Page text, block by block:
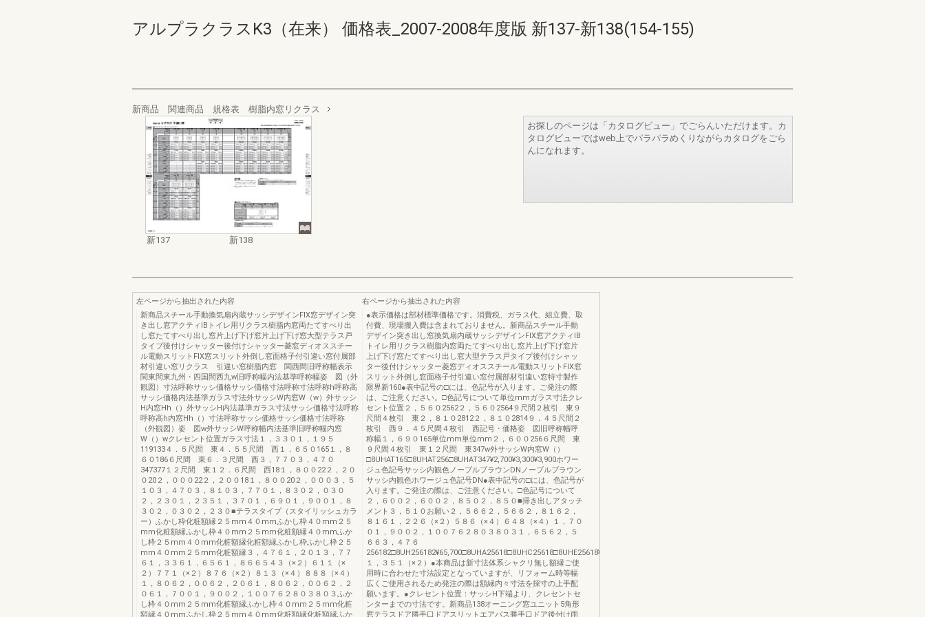
アルプラクラスK3（在来） 価格表_2007-2008年度版 新137-新138(154-155)
新商品 関連商品 規格表 樹脂内窓リクラス
新137 新138
お探しのページは「カタログビュー」でごらんいただけます。カ
タログビューではweb上でパラパラめくりながらカタログをごら
んになれます。
左ページから抽出された内容
新商品スチール手動換気扇内蔵サッシデザインFIX窓デザイン突
き出し窓アクティIBトイレ用リクラス樹脂内窓両たてすべり出
し窓たてすべり出し窓片上げ下げ窓片上げ下げ窓大型テラス戸
タイプ後付けシャッター後付けシャッター菱窓ディオススチー
ル電動スリットFIX窓スリット外倒し窓面格子付引違い窓付属部
材引違い窓リクラス 引違い窓樹脂内窓 関西間旧呼称幅表示
関東間東九州・四国間西九w旧呼称幅内法基準呼称幅姿 図（外
観図）寸法呼称サッシ価格サッシ価格寸法呼称寸法呼称h呼称高
サッシ価格内法基準ガラス寸法外サッシW内窓W（w）外サッシ
H内窓Hh（）外サッシH内法基準ガラス寸法サッシ価格寸法呼称
呼称高h内窓Hh（）寸法呼称サッシ価格サッシ価格寸法呼称
（外観図）姿 図w外サッシW呼称幅内法基準旧呼称幅内窓
W（）wクレセント位置ガラス寸法１，３３０１，１９５
119133４．５尺間 東４．５５尺間 西１，６５０165１，８
６０186６尺間 東６．３尺間 西３，７７０３，４７０
347377１２尺間 東１２．６尺間 西18１，８００22２，２０
０20２，０００22２，２００18１，８００20２，０００３，５
１０３，４７０３，８１０３，７７０１，８３０２，０３０
２，２３０１，２３５１，３７０１，６９０１，９００１，８
３０２，０３０２，２３０■テラスタイプ（スタイリッシュカラ
ー）ふかし枠化粧額縁２５mm４０mmふかし枠４０mm２５
mm化粧額縁ふかし枠４０mm２５mm化粧額縁４０mmふか
し枠２５mm４０mm化粧額縁化粧額縁ふかし枠ふかし枠２５
mm４０mm２５mm化粧額縁３，４７６１，２０１３，７７
６１，３３６１，６５６１，８６６５４３（×２）６１１（×
２）７７１（×２）８７６（×２）８１３（×４）８８８（×４）
１，８０６２，００６２，２０６１，８０６２，００６２，２
０６１，７００１，９００２，１００７６２８０３８０３ふか
し枠４０mm２５mm化粧額縁ふかし枠４０mm２５mm化粧
額縁４０mmふかし枠２５mm４０mm化粧額縁化粧額縁ふか
右ページから抽出された内容
●表示価格は部材標準価格です。消費税、ガラス代、組立費、取
付費、現場搬入費は含まれておりません。新商品スチール手動
デザイン突き出し窓換気扇内蔵サッシデザインFIX窓アクティIB
トイレ用リクラス樹脂内窓両たてすべり出し窓片上げ下げ窓片
上げ下げ窓たてすべり出し窓大型テラス戸タイプ後付けシャッ
ター後付けシャッター菱窓ディオススチール電動スリットFIX窓
スリット外倒し窓面格子付引違い窓付属部材引違い窓特寸製作
限界新160●表中記号の□には、色記号が入ります。ご発注の際
は、ご注意ください。□色記号について単位mmガラス寸法クレ
セント位置２，５６０2562２，５６０2564９尺間２枚引 東９
尺間４枚引 東２，８１０2812２，８１０2814９．４５尺間２
枚引 西９．４５尺間４枚引 西記号・価格姿 図旧呼称幅呼
称幅１，６９０165単位mm単位mm２，６００256６尺間 東
９尺間４枚引 東１２尺間 東347w外サッシW内窓W（）
□8UHAT165□8UHAT256□8UHAT347¥2,700¥3,300¥3,900ホワー
ジュ色記号サッシ内観色ノーブルブラウンDNノーブルブラウン
サッシ内観色ホワージュ色記号DN●表中記号の□には、色記号が
入ります。ご発注の際は、ご注意ください。□色記号について
２，６００２，６００２，８５０２，８５０■掃き出しアタッチ
メント３，５１０お願い２，５６６２，５６６２，８１６２，
８１６１，２２６（×２）５８６（×４）６４８（×４）１，７０
０１，９００２，１００７６２８０３８０３１，６５６２，５
６６３，４７６
１，３５１（×２）●本商品は新寸法体系シャクリ無し額縁ご使
用時に合わせた寸法設定となっていますが、リフォーム時等幅
広くご使用されるため発注の際は額縁内々寸法を採寸の上手配
願います。●クレセント位置：サッシH下端より、クレセントセ
ンターまでの寸法です。新商品138オーニング窓ユニット5角形
窓テラスドア勝手口ドアスリットエアパス勝手口ドア後付け雨